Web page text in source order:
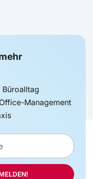
Management